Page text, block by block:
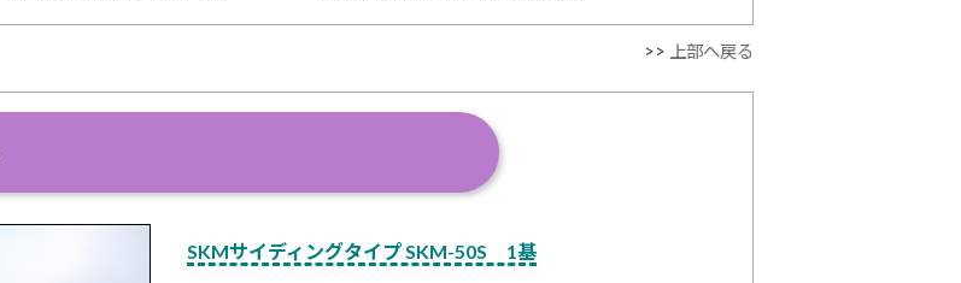
>> 上部へ戻る
SKMサイディングタイプ SKM-50S 1基